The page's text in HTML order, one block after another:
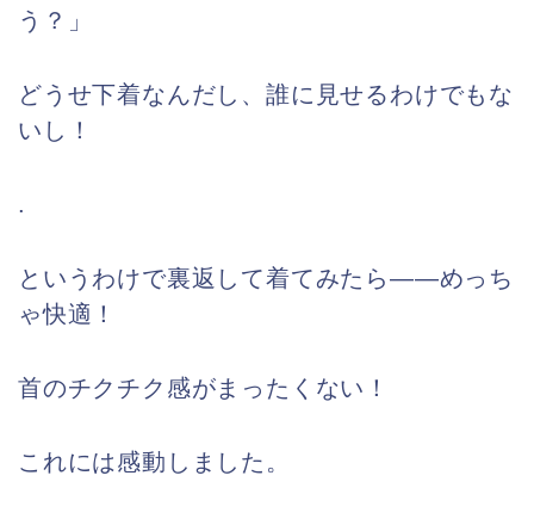
う？」
どうせ下着なんだし、誰に見せるわけでもな
いし！
.
というわけで裏返して着てみたら――めっち
ゃ快適！
首のチクチク感がまったくない！
これには感動しました。